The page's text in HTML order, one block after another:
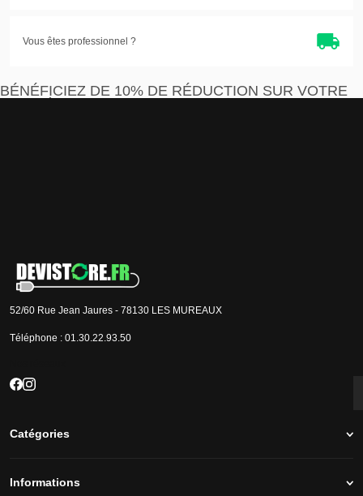
Vous êtes professionnel ?
BÉNÉFICIEZ DE 10% DE RÉDUCTION SUR VOTRE
52/60 Rue Jean Jaures - 78130 LES MUREAUX
Téléphone : 01.30.22.93.50
Catégories
Informations